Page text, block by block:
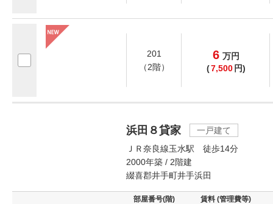
201
（2階）
6 万円
(7,500 円)
浜田８貸家
一戸建て
ＪＲ奈良線玉水駅 徒歩14分
2000年築 / 2階建
綴喜郡井手町井手浜田
部屋番号(階) 賃料 (管理費等)